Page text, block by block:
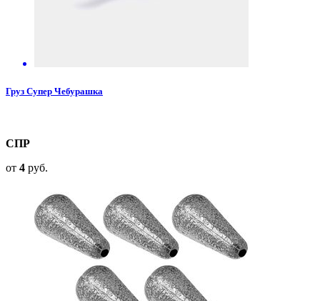
Груз Супер Чебурашка
СПР
от 4 руб.